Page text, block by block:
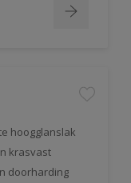
hoogglanslak
krasvast
doorharding